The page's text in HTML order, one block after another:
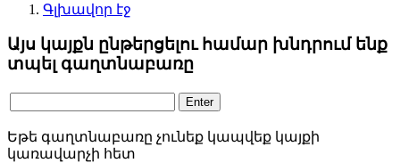
Գլխավոր էջ
Այս կայքն ընթերցելու համար խնդրում ենք
տպել գաղտնաբառը
Եթե գաղտնաբառը չունեք կապվեք կայքի
կառավարչի հետ